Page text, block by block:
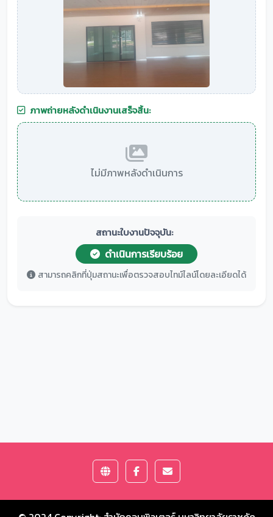
ภาพถ่ายหลังดำเนินงานเสร็จสิ้น:
ไม่มีภาพหลังดำเนินการ
สถานะใบงานปัจจุบัน:
ดำเนินการเรียบร้อย
สามารถคลิกที่ปุ่มสถานะเพื่อตรวจสอบไทม์ไลน์โดยละเอียดได้